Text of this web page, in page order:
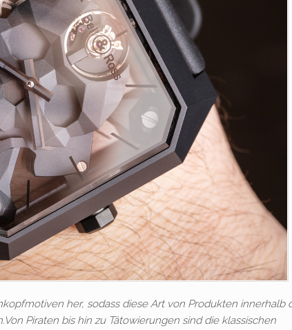
her, sodass diese Art von Produkten innerhalb
Piraten bis hin zu Tätowierungen sind die klassischen